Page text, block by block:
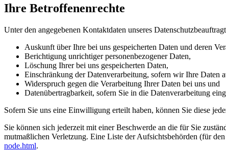
Ihre Betroffenenrechte
Unter den angegebenen Kontaktdaten unseres
Auskunft über Ihre bei uns gespeicherten Daten und deren
Berichtigung unrichtiger personenbezogener Daten,
Löschung Ihrer bei uns gespeicherten Daten,
Einschränkung der Datenverarbeitung, sofern wir Ihre Daten
Widerspruch gegen die Verarbeitung Ihrer Daten bei uns und
Datenübertragbarkeit, sofern Sie in die Datenverarbeitung
Sofern Sie uns eine Einwilligung erteilt haben, können Sie diese
Sie können sich jederzeit mit einer Beschwerde an die für Sie
mutmaßlichen Verletzung. Eine Liste der Aufsichtsbehörden (für
node.html.